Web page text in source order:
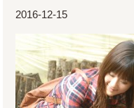
2016-12-15